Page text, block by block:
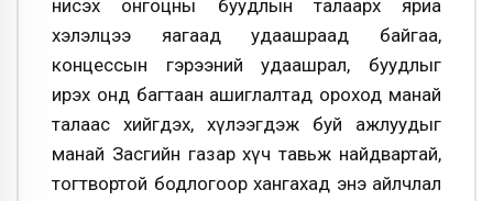
нисэх онгоцны буудлын талаарх яриа
хэлэлцээ яагаад удаашраад байгаа,
концессын гэрээний удаашрал, буудлыг
ирэх онд багтаан ашиглалтад ороход манай
талаас хийгдэх, хүлээгдэж буй ажлуудыг
манай Засгийн газар хүч тавьж найдвартай,
тогтвортой бодлогоор хангахад энэ айлчлал